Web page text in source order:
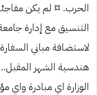
الحرب. ¤ لم يكن
التنسيق مع إدارة
لاستضافة مباني
هندسية الشهر
الوزارة اي مبادرة